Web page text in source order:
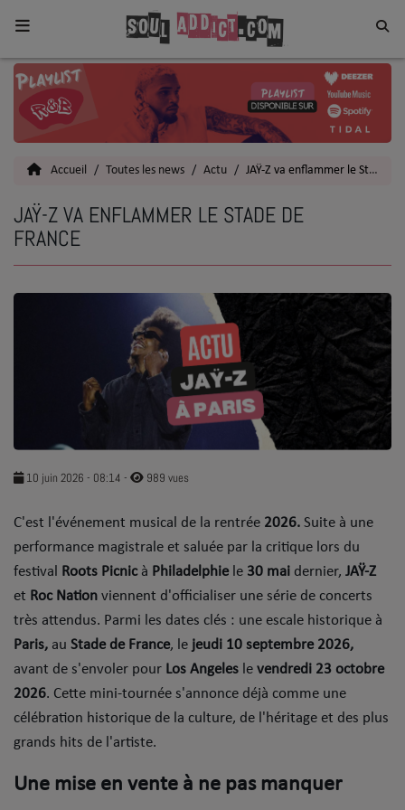
Home
Toutes les News
Actu
Interviews
Flash News
Dans la Street
C quoi ton Actu ?
Dans ton Téléphone
Mic 2 Rue
Accueil Toutes les news Actu JAŸ-Z va enflammer le Stade de France
JAŸ-Z VA ENFLAMMER LE STADE DE
FRANCE
10 juin 2026 - 08:14 - 989 vues
​C'est l'événement musical de la rentrée 2026. Suite à une
performance magistrale et saluée par la critique lors du
festival
Roots Picnic à Philadelphie le 30 mai dernier, JAŸ-Z
et Roc Nation viennent d'officialiser une série de concerts
très attendus. Parmi les dates clés : une escale historique à
Paris, au Stade de France, le jeudi 10 septembre 2026,
avant de s'envoler pour Los Angeles le vendredi 23 octobre
2026. ​Cette mini-tournée s'annonce déjà comme une
célébration historique de la culture, de l'héritage et des plus
grands hits de l'artiste.
​Une mise en vente à ne pas manquer